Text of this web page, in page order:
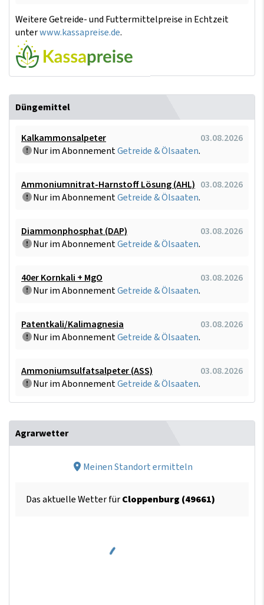
Weitere Getreide- und Futtermittelpreise in Echtzeit
unterwww.kassapreise.de.
Düngemittel
Kalkammonsalpeter
03.08.2026
Nur im AbonnementGetreide & Ölsaaten.
Ammoniumnitrat-Harnstoff Lösung (AHL) 03.08.2026
Nur im AbonnementGetreide & Ölsaaten.
Diammonphosphat (DAP)
03.08.2026
Nur im AbonnementGetreide & Ölsaaten.
40er Kornkali + MgO
03.08.2026
Nur im AbonnementGetreide & Ölsaaten.
Patentkali/Kalimagnesia
03.08.2026
Nur im AbonnementGetreide & Ölsaaten.
Ammoniumsulfatsalpeter (ASS)
03.08.2026
Nur im AbonnementGetreide & Ölsaaten.
Agrarwetter
Meinen Standort ermitteln
Das aktuelle Wetter fürCloppenburg (49661)